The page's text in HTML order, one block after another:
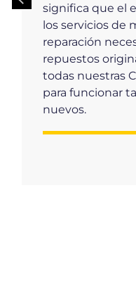
significa que el
los servicios de
reparación
repuestos
todas nuestras
para funcionar
nuevos.